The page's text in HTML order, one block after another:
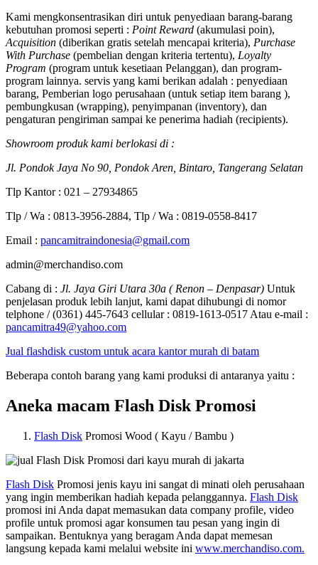
Kami mengkonsentrasikan diri untuk penyediaan barang-barang
kebutuhan promosi seperti : Point Reward (akumulasi poin),
Acquisition (diberikan gratis setelah mencapai kriteria), Purchase
With Purchase (pembelian dengan kriteria tertentu), Loyalty
Program (program untuk kesetiaan Pelanggan), dan program-
program lainnya. servis yang kami berikan adalah : penyediaan
barang, Pemberian logo perusahaan (untuk setiap item barang ),
pembungkusan (wrapping), penyimpanan (inventory), dan
pengaturan pengiriman sampai ke penerima hadiah (recipients).
Showroom produk kami berlokasi di :
Jl. Pondok Jaya No 90, Pondok Aren, Bintaro, Tangerang Selatan
Tlp Kantor : 021 – 27934865
Tlp / Wa : 0813-3956-2884, Tlp / Wa : 0819-0558-8417
Email : pancamitraindonesia@gmail.com
admin@merchandiso.com
Cabang di : Jl. Jaya Giri Utara 30a ( Renon – Denpasar) Untuk
penjelasan produk lebih lanjut, kami dapat dihubungi di nomor
telphone / (0361) 445-7643 cellular : 0819-1613-0517 Atau e-mail :
pancamitra49@yahoo.com
Jual flashdisk custom untuk acara kantor murah di batam
Beberapa contoh barang yang kami produksi di antaranya yaitu :
Aneka macam Flash Disk Promosi
Flash Disk Promosi Wood ( Kayu / Bambu )
Flash Disk Promosi jenis kayu ini sangat di minati oleh perusahaan
yang ingin memberikan hadiah kepada pelanggannya. Flash Disk
promosi ini Anda dapat memasukan data company profile, video
profile untuk promosi agar konsumen tau pesan yang ingin di
sampaikan. Bentuknya yang beragam Anda dapat memesan
langsung kepada kami melalui website ini www.merchandiso.com.